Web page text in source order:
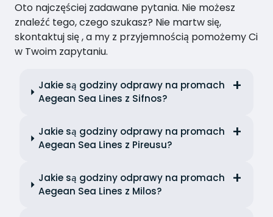
Oto najczęściej zadawane pytania. Nie możesz
znaleźć tego, czego szukasz? Nie martw się,
skontaktuj się , a my z przyjemnością pomożemy Ci
w Twoim zapytaniu.
Jakie są godziny odprawy na promach
Aegean Sea Lines z Sifnos?
Jakie są godziny odprawy na promach
Aegean Sea Lines z Pireusu?
Jakie są godziny odprawy na promach
Aegean Sea Lines z Milos?